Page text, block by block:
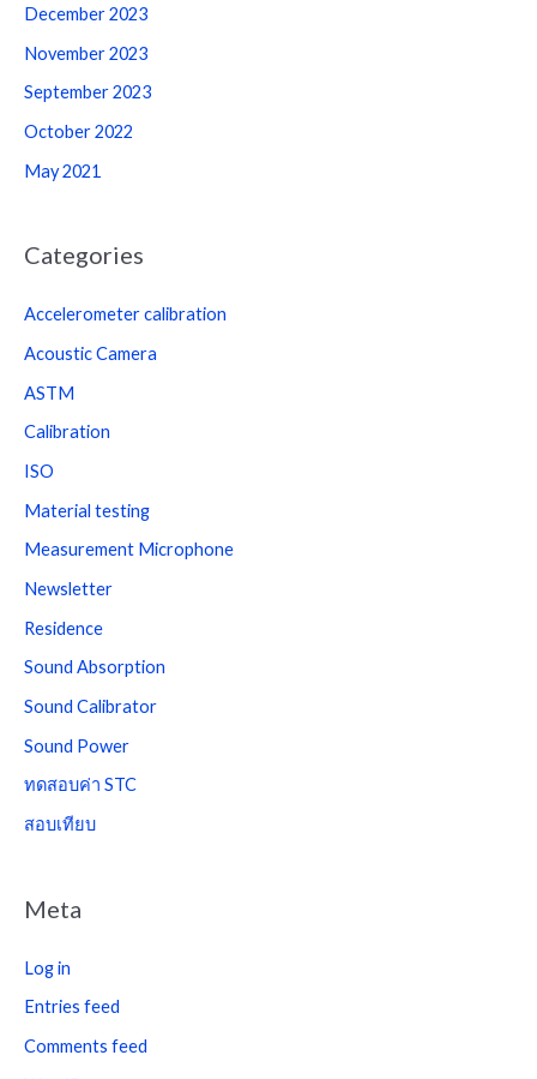
December 2023
November 2023
September 2023
October 2022
May 2021
Categories
Accelerometer calibration
Acoustic Camera
ASTM
Calibration
ISO
Material testing
Measurement Microphone
Newsletter
Residence
Sound Absorption
Sound Calibrator
Sound Power
ทดสอบค่า STC
สอบเทียบ
Meta
Log in
Entries feed
Comments feed